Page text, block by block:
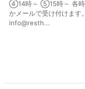
④14時～ ⑤15時～ 各時
かメールで受け付けま
info@resth...